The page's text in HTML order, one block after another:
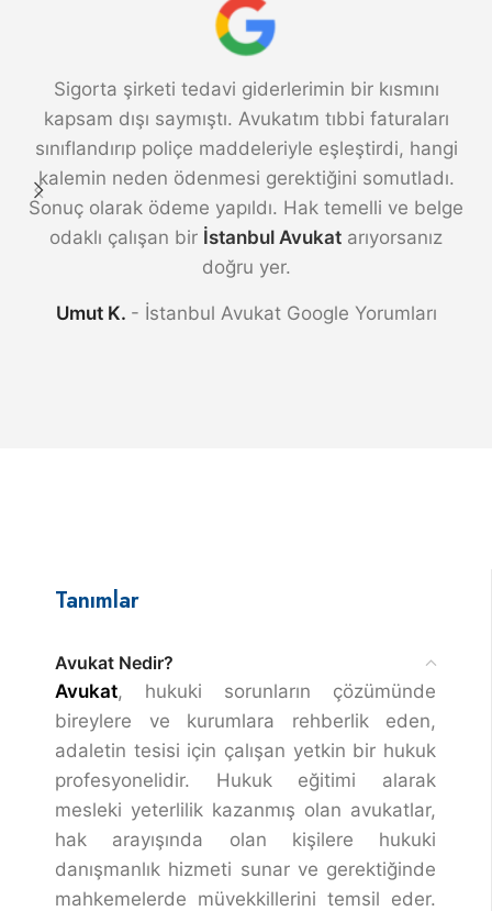
Sigorta şirketi tedavi giderlerimin bir kısmını
kapsam dışı saymıştı. Avukatım tıbbi faturaları
sınıflandırıp poliçe maddeleriyle eşleştirdi, hangi
kalemin neden ödenmesi gerektiğini somutladı.
Sonuç olarak ödeme yapıldı. Hak temelli ve belge
odaklı çalışan bir İstanbul Avukat arıyorsanız
doğru yer.
Umut K. İstanbul Avukat Google Yorumları
Tanımlar
Avukat Nedir?
Avukat, hukuki sorunların çözümünde
bireylere ve kurumlara rehberlik eden,
adaletin tesisi için çalışan yetkin bir hukuk
profesyonelidir. Hukuk eğitimi alarak
mesleki yeterlilik kazanmış olan avukatlar,
hak arayışında olan kişilere hukuki
danışmanlık hizmeti sunar ve gerektiğinde
mahkemelerde müvekkillerini temsil eder.